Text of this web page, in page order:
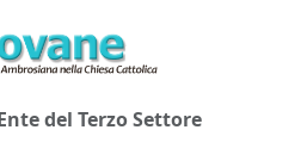
del Terzo Settore